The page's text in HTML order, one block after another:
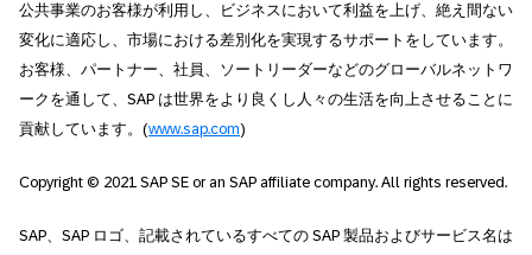
公共事業のお客様が利用し、ビジネスにおいて利益を上げ、絶え間ない
変化に適応し、市場における差別化を実現するサポートをしています。
お客様、パートナー、社員、ソートリーダーなどのグローバルネットワ
ークを通して、SAP は世界をより良くし人々の生活を向上させることに
貢献しています。(www.sap.com)
Copyright © 2021 SAP SE or an SAP affiliate company. All rights reserved.
SAP、SAP ロゴ、記載されているすべての SAP 製品およびサービス名は